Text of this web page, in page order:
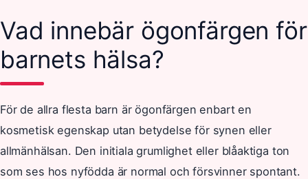
Vad innebär ögonfärgen för
barnets hälsa?
För de allra flesta barn är ögonfärgen enbart en
kosmetisk egenskap utan betydelse för synen eller
allmänhälsan. Den initiala grumlighet eller blåaktiga ton
som ses hos nyfödda är normal och försvinner spontant.